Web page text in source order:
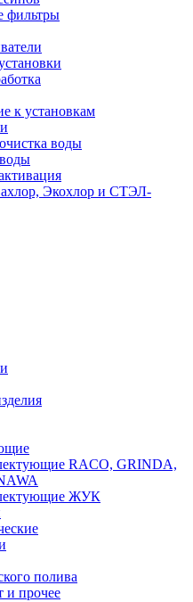
фильтры
к установкам
воды
Экохлор и СТЭЛ-
RACO, GRINDA,
ЖУК
полива
и прочее